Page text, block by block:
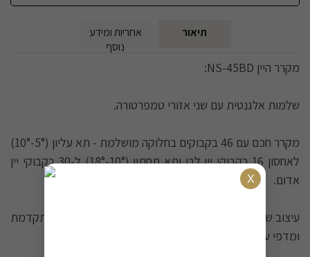
תיאור
אחריות ומידע
נוסף
מקרר היין NS-45BD:
שלמות אלגנטית עם שני אזורי טמפרטורה.
מקרר חכם עם 46 בקבוקים בחלוקה מושלמת - תא עליון (5°-10°)
לאחסון 16 בקבוקי יין לבן ותא תחתון (10°-18°) ל-30 בקבוקי יין
אדום.
עיצוב שחור יוקרתי עם דלת זכוכית מלאה, תצוגת LCD מתקדמת
ומדפי עץ אלגנטיים.